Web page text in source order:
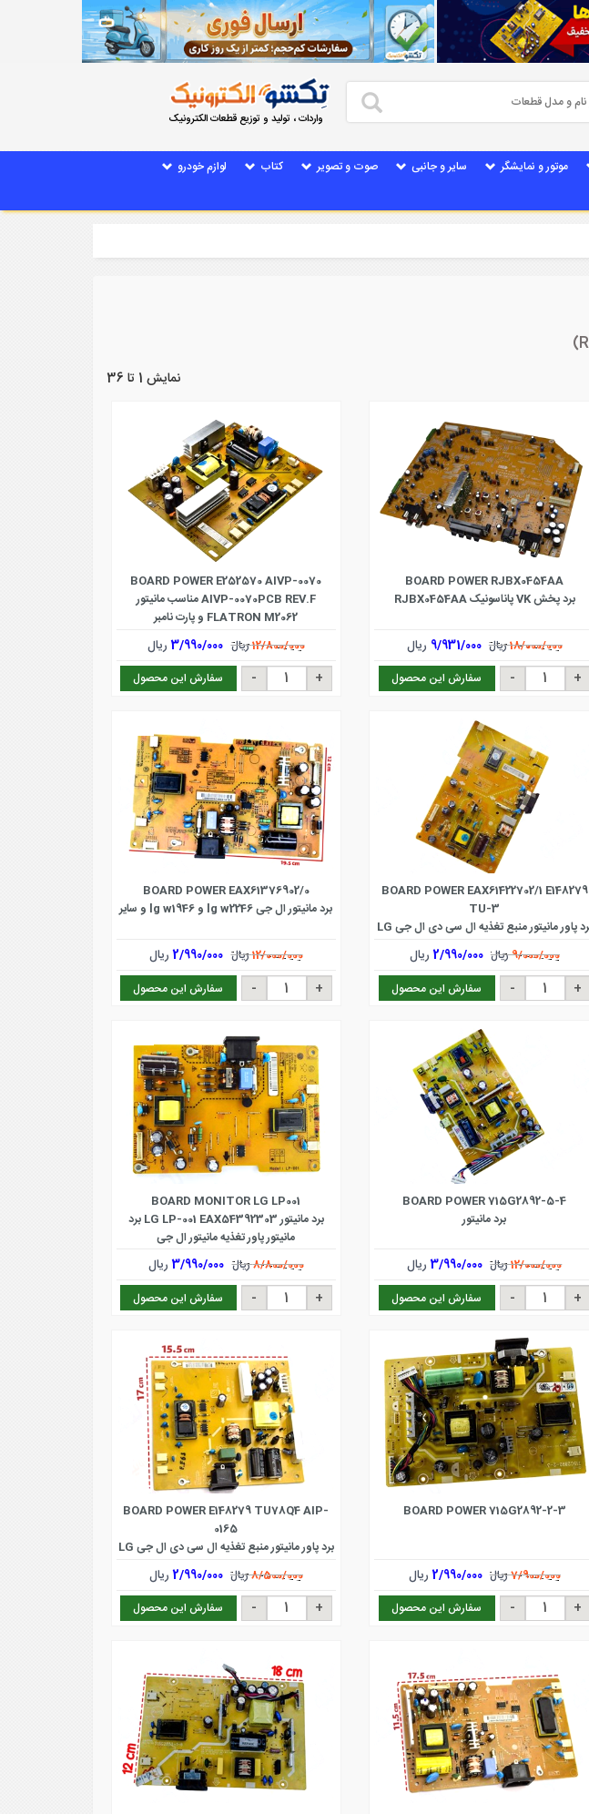
واردات ، تولید و توزیع قطعات الکترونیک
موتور و نمایشگر سایر و جانبی صوت و تصویر کتاب
لوازم خودرو
نمایش 1 تا 36
BOARD POWER RJBX0454AA
برد پخش VK پاناسونیک RJBX0454AA
18/000/000ریال 9/931/000 ریال
سفارش این محصول
BOARD POWER E252570 AIVP-0070
AIVP-0070PCB REV.F مناسب مانیتور
FLATRON M2062 و پارت نامبر
12/800/000ریال 3/990/000ریال
سفارش این محصول
BOARD POWER EAX61422702/1 E148279
TU-3
برد پاور مانیتور منبع تغذیه ال سی دی ال جی LG
W1942s ، W2242PE ، W1942SEU ، L1942PE ،
L1742SE 9/000/000ریال 2/990/000ریال
سفارش این محصول
BOARD POWER EAX61376902/0
برد مانیتور ال جی lg w2246 و lg w1946 و سایر
12/000/000ریال 2/990/000ریال
سفارش این محصول
BOARD POWER 715G2892-5-4
برد مانیتور
12/000/000ریال 3/990/000ریال
سفارش این محصول
BOARD MONITOR LG LP001
برد مانیتور LG LP-001 EAX54392303 برد
مانیتور پاور تغذیه مانیتور ال جی
8/800/000ریال 3/990/000ریال
سفارش این محصول
BOARD POWER 715G2892-2-3
7/900/000ریال 2/990/000ریال
سفارش این محصول
BOARD POWER E148279 TU78Q4 AIP-
0165
برد پاور مانیتور منبع تغذیه ال سی دی ال جی LG
L1755 S ، L227WTG-PF ، L1942PE ،
L1742SEU8/500/000ریال 2/990/000ریال
سفارش این محصول